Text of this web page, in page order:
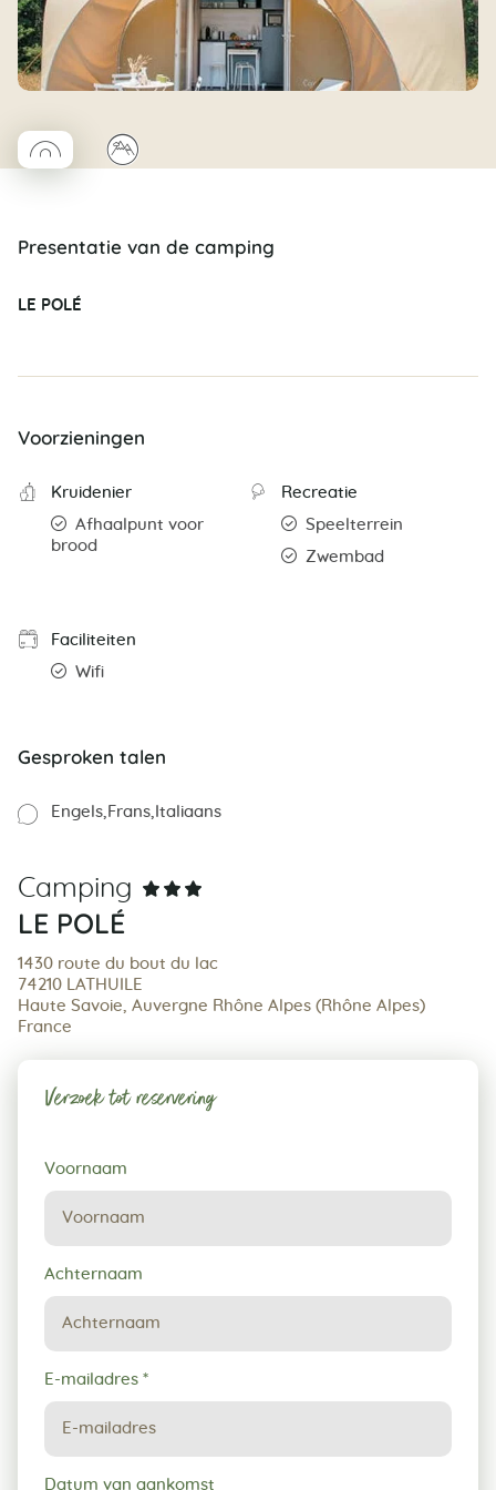
◯Coco rond⛰
Presentatie van de camping
LE POLÉ
Voorzieningen
Kruidenier
Afhaalpunt voor
brood
Recreatie
Speelterrein
Zwembad
Faciliteiten
Wifi
Gesproken talen
Engels Frans Italiaans
Camping
LE POLÉ
1430 route du bout du lac
74210 LATHUILE
Haute Savoie, Auvergne Rhône Alpes (Rhône Alpes)
France
Verzoek tot reservering
Verzoek
tot
reservering
Voornaam
Achternaam
E-mailadres *
Datum van aankomst